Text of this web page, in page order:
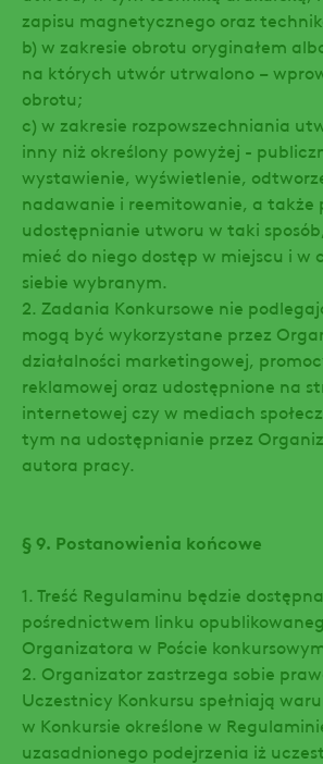
zapisu magnetycznego oraz
b) w zakresie obrotu oryginałem
na których utwór utrwalono –
obrotu;
c) w zakresie rozpowszechniania
inny niż określony powyżej -
wystawienie, wyświetlenie,
nadawanie i reemitowanie, a także
udostępnianie utworu w taki
mieć do niego dostęp w miejscu i w
siebie wybranym.
2. Zadania Konkursowe nie
mogą być wykorzystane przez
działalności marketingowej,
reklamowej oraz udostępnione na
internetowej czy w mediach
tym na udostępnianie przez
autora pracy.
§ 9. Postanowienia końcowe
1. Treść Regulaminu będzie
pośrednictwem linku
Organizatora w Poście
2. Organizator zastrzega sobie
Uczestnicy Konkursu spełniają
w Konkursie określone w
uzasadnionego podejrzenia iż